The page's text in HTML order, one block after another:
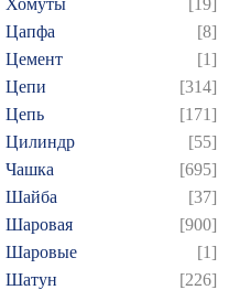
Хомуты
[19]
Цапфа
[8]
Цемент
[1]
Цепи
[314]
Цепь
[171]
Цилиндр
[55]
Чашка
[695]
Шайба
[37]
Шаровая
[900]
Шаровые
[1]
Шатун
[226]